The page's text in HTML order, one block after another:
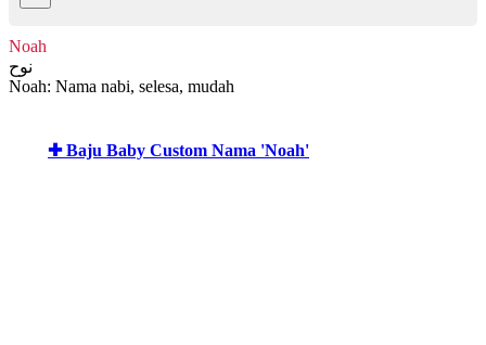
Noah
نوح
Noah: Nama nabi, selesa, mudah
✚ Baju Baby Custom Nama 'Noah'